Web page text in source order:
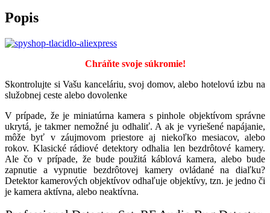
Popis
Chráňte svoje súkromie!
Skontrolujte si Vašu kanceláriu, svoj domov, alebo hotelovú izbu na
služobnej ceste alebo dovolenke
V prípade, že je miniatúrna kamera s pinhole objektívom správne
ukrytá, je takmer nemožné ju odhaliť. A ak je vyriešené napájanie,
môže byť v záujmovom priestore aj niekoľko mesiacov, alebo
rokov. Klasické rádiové detektory odhalia len bezdrôtové kamery.
Ale čo v prípade, že bude použitá káblová kamera, alebo bude
zapnutie a vypnutie bezdrôtovej kamery ovládané na diaľku?
Detektor kamerových objektívov odhaľuje objektívy, tzn. je jedno či
je kamera aktívna, alebo neaktívna.